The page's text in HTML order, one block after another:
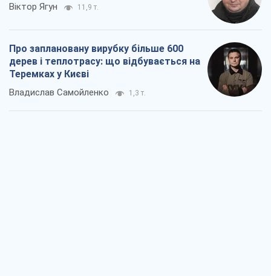
Віктор Ягун 11,9 т.
Про заплановану вирубку більше 600
дерев і теплотрасу: що відбувається на
Теремках у Києві
Владислав Самойленко 1,3 т.